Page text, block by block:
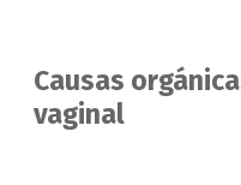
Causas
vaginal